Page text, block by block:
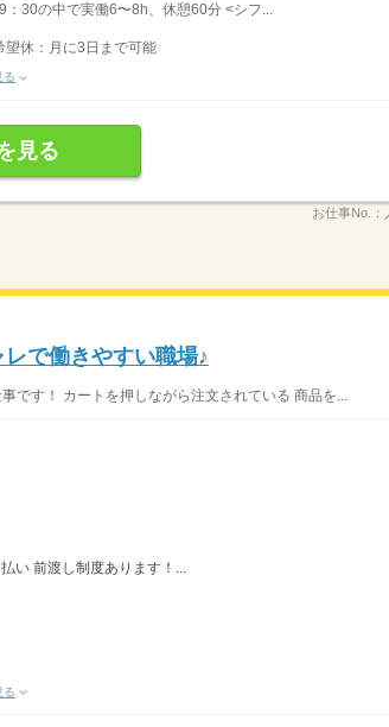
30の中で実働6〜8h、休憩60分 <シフ...
休：月に3日まで可能
る
見る
お仕事No.：
で働きやすい職場♪
です！ カートを押しながら注文されている 商品を...
前渡し制度あります！...
る